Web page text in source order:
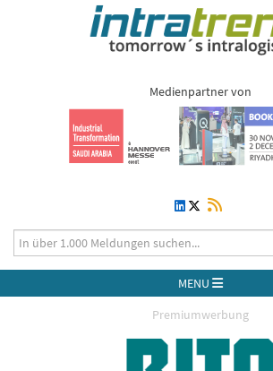
Medienpartner von
MENU
Premiumwerbung